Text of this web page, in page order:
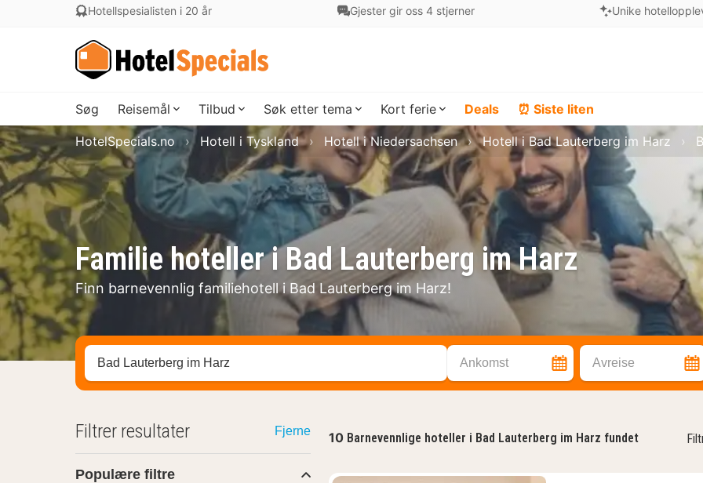
Hotellspesialisten i 20 år Gjester gir oss 4 stjerner Unike
Søg Reisemål Tilbud Søk etter tema Kort ferie Deals ⏰ Siste liten
Familie hoteller i Bad Lauterberg im Harz
Finn barnevennlig familiehotell i Bad Lauterberg im Harz!
HotelSpecials.no Hotell i Tyskland Hotell i Niedersachsen Hotell i Bad Lauterberg im Harz
Søk hotell, region eller by Ankomst Avreise
10 Barnevennlige hoteller i Bad Lauterberg im Harz fundet
Filtrer resultater Fjerne
Populære filtre